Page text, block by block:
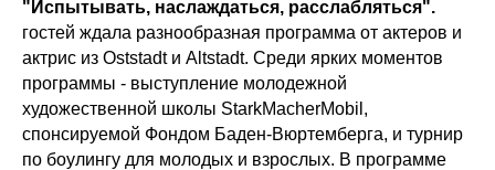
"Испытывать, наслаждаться, расслабляться".
гостей ждала разнообразная программа от актеров и
актрис из Oststadt и Altstadt. Среди ярких моментов
программы - выступление молодежной
художественной школы StarkMacherMobil,
спонсируемой Фондом Баден-Вюртемберга, и турнир
по боулингу для молодых и взрослых. В программе